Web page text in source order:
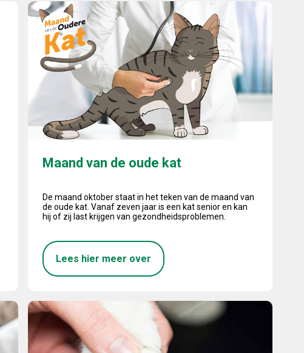
Maand van de oude kat
Maand van de oude kat
De maand oktober staat in het teken van de maand van
de oude kat. Vanaf zeven jaar is een kat senior en kan
hij of zij last krijgen van gezondheidsproblemen.
Lees hier meer over
Paraveterinair consulten